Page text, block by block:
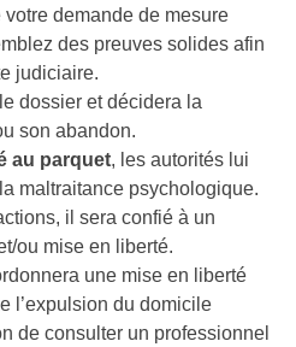
demande de mesure
des preuves solides afin
judiciaire.
dossier et décidera la
son abandon.
au parquet, les autorités lui
maltraitance psychologique.
il sera confié à un
ou mise en liberté.
une mise en liberté
l’expulsion du domicile
de consulter un professionnel